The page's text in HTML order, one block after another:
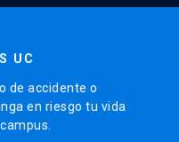
UC
de accidente o
en riesgo tu vida